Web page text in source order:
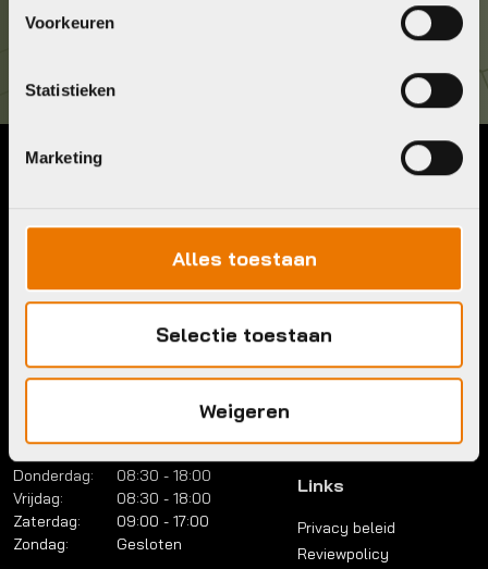
Voorkeuren
Statistieken
Marketing
Alles toestaan
Selectie toestaan
Weigeren
Brouwerstraat 8B
Telefoon:
036 5304422
info@bykestore.nl
Brouwerstraat 8B
1315 BP Almere
Openingstijden
Donderdag:
08:30 - 18:00
Vrijdag:
08:30 - 18:00
Zaterdag:
09:00 - 17:00
Zondag:
Gesloten
Account
Lease a bike
Over ons
Werkplaats
FAQ
Links
Privacy beleid
Reviewpolicy